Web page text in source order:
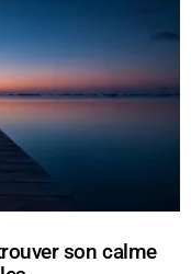
son calme